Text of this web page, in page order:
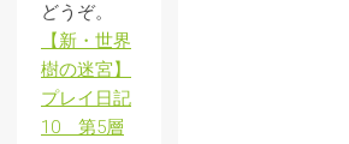
どうぞ。
【新・世界
樹の迷宮】
プレイ日記
10 第5層